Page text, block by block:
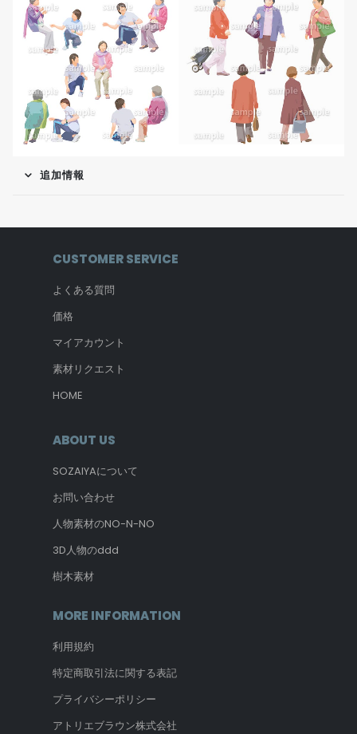
追加情報
CUSTOMER SERVICE
よくある質問
価格
マイアカウント
素材リクエスト
HOME
ABOUT US
SOZAIYAについて
お問い合わせ
人物素材のNO-N-NO
3D人物のddd
樹木素材
MORE INFORMATION
利用規約
特定商取引法に関する表記
プライバシーポリシー
アトリエブラウン株式会社